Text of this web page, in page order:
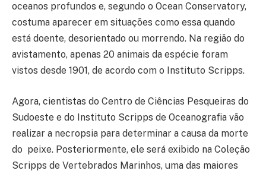
oceanos profundos e, segundo o Ocean Conservatory,
costuma aparecer em situações como essa quando
está doente, desorientado ou morrendo. Na região do
avistamento, apenas 20 animais da espécie foram
vistos desde 1901, de acordo com o Instituto Scripps.
Agora, cientistas do Centro de Ciências Pesqueiras do
Sudoeste e do Instituto Scripps de Oceanografia vão
realizar a necropsia para determinar a causa da morte
do peixe. Posteriormente, ele será exibido na Coleção
Scripps de Vertebrados Marinhos, uma das maiores